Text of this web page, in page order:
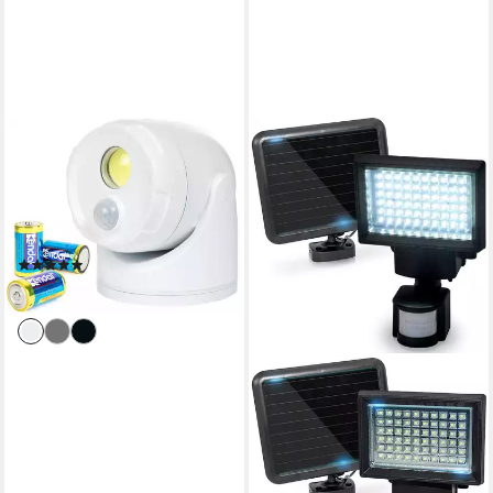
NORTHPOINT
LED Wandstrahler LED
Batterie Spot Strahler
Flutlicht Bewegungsmelder
inkl. D-Batterien
(5)
19,90 €
lieferbar - in 2-3 Werktagen bei dir